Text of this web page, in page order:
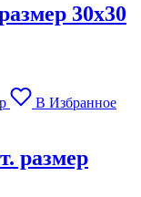
30х30
В Избранное
размер